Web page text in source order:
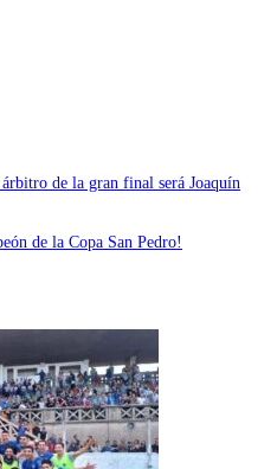
de la gran final será Joaquín
de la Copa San Pedro!